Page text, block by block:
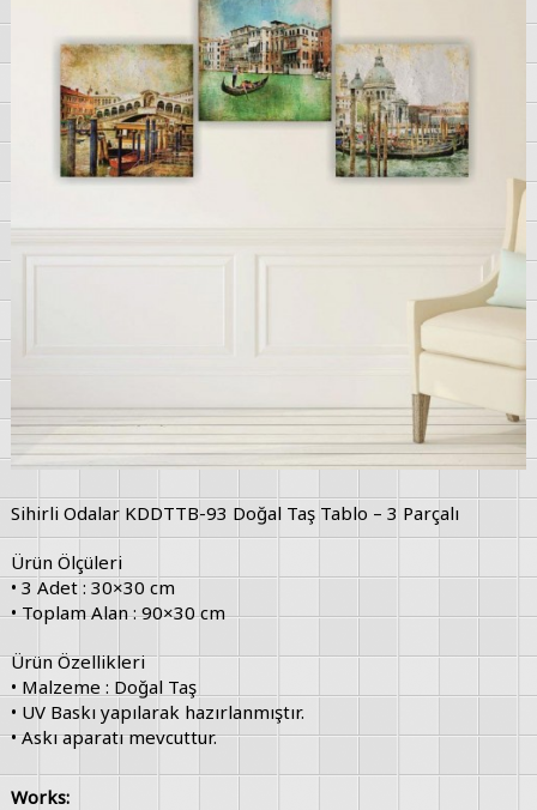
Sihirli Odalar KDDTTB-93 Doğal Taş Tablo – 3 Parçalı
Ürün Ölçüleri
• 3 Adet : 30×30 cm
• Toplam Alan : 90×30 cm
Ürün Özellikleri
• Malzeme : Doğal Taş
• UV Baskı yapılarak hazırlanmıştır.
• Askı aparatı mevcuttur.
Works: